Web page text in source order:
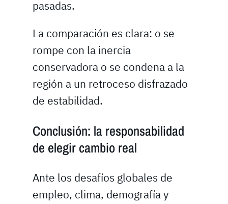
pasadas.
La comparación es clara: o se
rompe con la inercia
conservadora o se condena a la
región a un retroceso disfrazado
de estabilidad.
Conclusión: la responsabilidad
de elegir cambio real
Ante los desafíos globales de
empleo, clima, demografía y